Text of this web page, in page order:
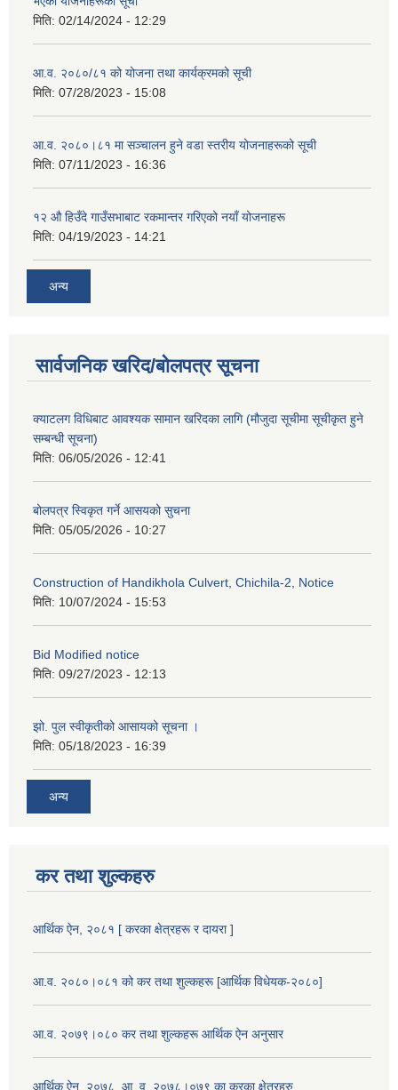
मिति: 02/14/2024 - 12:29
आ.व. २०८०/८१ को योजना तथा कार्यक्रमको सूची
मिति: 07/28/2023 - 15:08
आ.व. २०८०।८१ मा सञ्चालन हुने वडा स्तरीय योजनाहरूको सूची
मिति: 07/11/2023 - 16:36
१२ औ हिउँदे गाउँसभाबाट रकमान्तर गरिएको नयाँ योजनाहरू
मिति: 04/19/2023 - 14:21
अन्य
सार्वजनिक खरिद/बोलपत्र सूचना
क्याटलग विधिबाट आवश्यक सामान खरिदका लागि (मौजुदा सूचीमा सूचीकृत हुने
सम्बन्धी सूचना)
मिति: 06/05/2026 - 12:41
बोलपत्र स्विकृत गर्ने आसयको सुचना
मिति: 05/05/2026 - 10:27
Construction of Handikhola Culvert, Chichila-2, Notice
मिति: 10/07/2024 - 15:53
Bid Modified notice
मिति: 09/27/2023 - 12:13
झो. पुल स्वीकृतीको आसायको सूचना ।
मिति: 05/18/2023 - 16:39
अन्य
कर तथा शुल्कहरु
आर्थिक ऐन, २०८१ [ करका क्षेत्रहरू र दायरा ]
आ.व. २०८०।०८१ को कर तथा शुल्कहरू [आर्थिक विधेयक-२०८०]
आ.व. २०७९।०८० कर तथा शुल्कहरू आर्थिक ऐन अनुसार
आर्थिक ऐन, २०७८, आ .व. २०७८।०७९ का करका क्षेत्रहरु